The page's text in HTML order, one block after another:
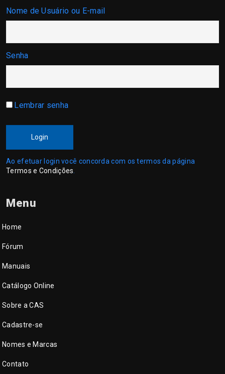
Nome de Usuário ou E-mail
Senha
Lembrar senha
Login
Ao efetuar login você concorda com os termos da página
Termos e Condições
Menu
Home
Fórum
Manuais
Catálogo Online
Sobre a CAS
Cadastre-se
Nomes e Marcas
Contato